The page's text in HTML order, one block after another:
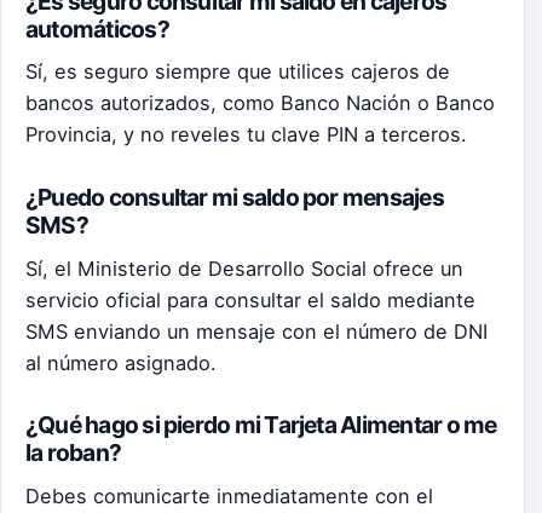
automáticos?
Sí, es seguro siempre que utilices cajeros de
bancos autorizados, como Banco Nación o Banco
Provincia, y no reveles tu clave PIN a terceros.
¿Puedo consultar mi saldo por mensajes
SMS?
Sí, el Ministerio de Desarrollo Social ofrece un
servicio oficial para consultar el saldo mediante
SMS enviando un mensaje con el número de DNI
al número asignado.
¿Qué hago si pierdo mi Tarjeta Alimentar o me
la roban?
Debes comunicarte inmediatamente con el